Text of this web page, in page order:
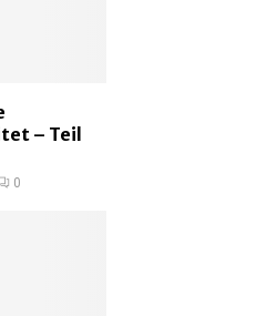
– Teil
0